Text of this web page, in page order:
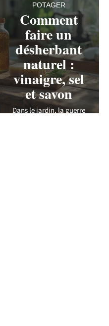
POTAGER
Comment
faire un
désherbant
naturel :
vinaigre, sel
et savon
Dans le jardin, la guerre